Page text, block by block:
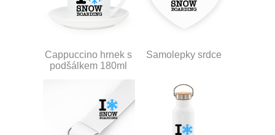
Cappuccino hrnek s
podšálkem 180ml
Samolepky srdce